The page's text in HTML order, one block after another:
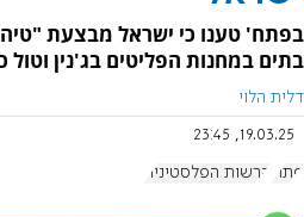
בפתח' טענו כי ישראל מבצעת
בתים במחנות הפליטים בג'נין וטול
דלית הלוי
19.03.25, 23:45
פתח' הרשות הפלסטינית